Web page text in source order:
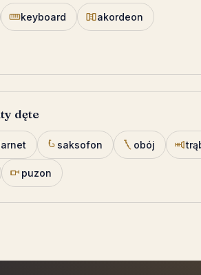
keyboard akordeon
dęte
saksofon obój
puzon